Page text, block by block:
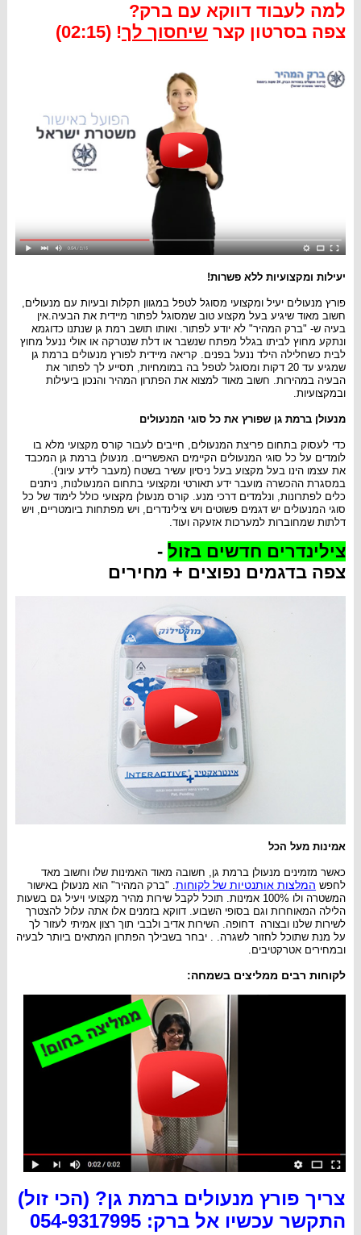
למה לעבוד דווקא עם ברק?
צפה בסרטון קצר שיחסוך לך! (02:15)
יעילות ומקצועיות ללא פשרות!
פורץ מנעולים יעיל ומקצועי מסוגל לטפל במגוון תקלות ובעיות עם מנעולים,
חשוב מאוד שיגיע בעל מקצוע טוב שמסוגל לפתור מיידית את הבעיה.אין
בעיה ש- "ברק המהיר" לא יודע לפתור. ואותו תושב רמת גן שנתנו כדוגמא
ונתקע מחוץ לביתו בגלל מפתח שנשבר או דלת שנטרקה או אולי ננעל מחוץ
לבית כשחלילה הילד ננעל בפנים. קריאה מיידית לפורץ מנעולים ברמת גן
שמגיע עד 20 דקות ומסוגל לטפל בה במומחיות, תסייע לך לפתור את
הבעיה במהירות. חשוב מאוד למצוא את הפתרון המהיר והנכון ביעילות
ובמקצועיות.
מנעולן ברמת גן שפורץ את כל סוגי המנעולים
כדי לעסוק בתחום פריצת המנעולים, חייבים לעבור קורס מקצועי מלא בו
לומדים על כל סוגי המנעולים הקיימים האפשריים. מנעולן ברמת גן המכבד
את עצמו הינו בעל מקצוע בעל ניסיון עשיר בשטח (מעבר לידע עיוני).
במסגרת ההכשרה מועבר ידע תאורטי ומקצועי בתחום המנעולנות, ניתנים
כלים לפתרונות, ונלמדים דרכי מנע. קורס מנעולן מקצועי כולל לימוד של כל
סוגי המנעולים יש דגמים פשוטים ויש צילינדרים, ויש מפתחות ביומטריים, ויש
דלתות שמחוברות למערכות אזעקה ועוד.
צילינדרים חדשים בזול-
צפה בדגמים נפוצים + מחירים
אמינות מעל הכל
כאשר מזמינים מנעולן ברמת גן, חשובה מאוד האמינות שלו וחשוב מאד
לחפש המלצות אותנטיות של לקוחות. "ברק המהיר" הוא מנעולן באישור
המשטרה ולו 100% אמינות. תוכל לקבל שירות מהיר מקצועי ויעיל גם בשעות
הלילה המאוחרות וגם בסופי השבוע. דווקא בזמנים אלו אתה עלול להצטרך
לשירות שלנו ובצורה דחופה. השירות אדיב ולבבי תוך רצון אמיתי לעזור לך
על מנת שתוכל לחזור לשגרה. . יבחר בשבילך הפתרון המתאים ביותר לבעיה
ובמחירים אטרקטיבים.
לקוחות רבים ממליצים בשמחה:
צריך פורץ מנעולים ברמת גן? (הכי זול)
התקשר עכשיו אל ברק: 054-9317995